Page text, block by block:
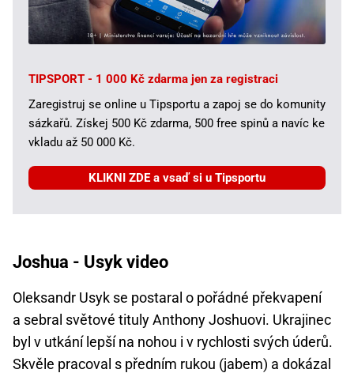
TIPSPORT - 1 000 Kč zdarma jen za registraci
Zaregistruj se online u Tipsportu a zapoj se do komunity
sázkařů. Získej 500 Kč zdarma, 500 free spinů a navíc ke
vkladu až 50 000 Kč.
KLIKNI ZDE a vsaď si u Tipsportu
Joshua - Usyk video
Oleksandr Usyk se postaral o pořádné překvapení
a sebral světové tituly Anthony Joshuovi. Ukrajinec
byl v utkání lepší na nohou i v rychlosti svých úderů.
Skvěle pracoval s předním rukou (jabem) a dokázal